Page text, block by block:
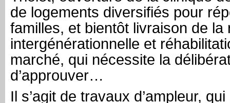
de logements diversifiés pour
familles, et bientôt livraison de la
intergénérationnelle et
marché, qui nécessite la
d’approuver…
Il s’agit de travaux d’ampleur,